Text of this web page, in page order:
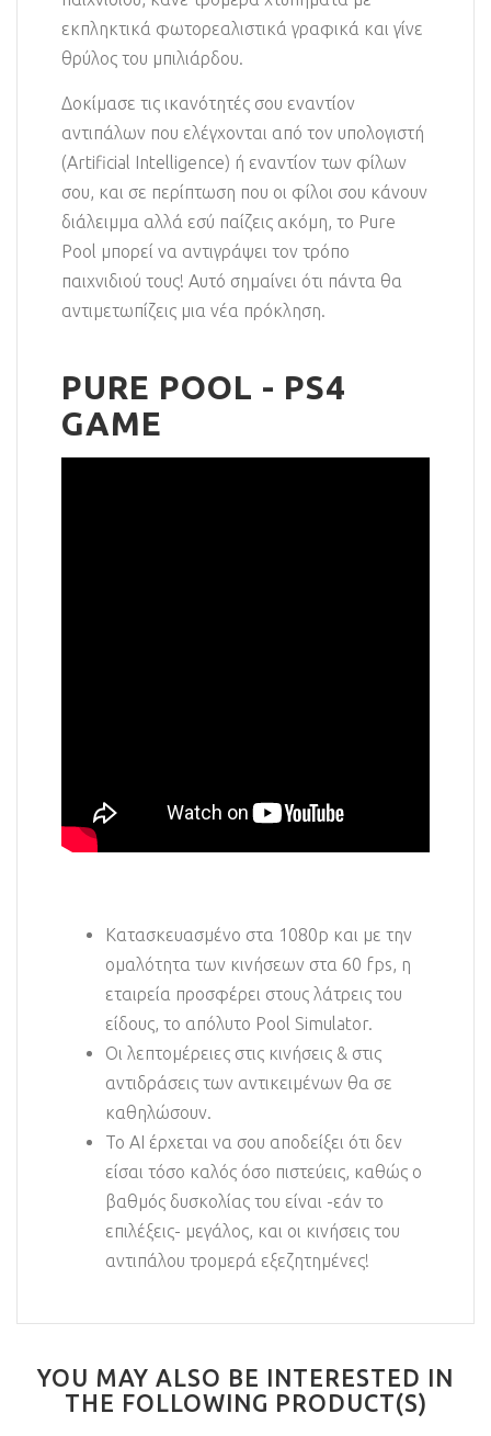
εκπληκτικά φωτορεαλιστικά γραφικά και γίνε
θρύλος του μπιλιάρδου.
Δοκίμασε τις ικανότητές σου εναντίον
αντιπάλων που ελέγχονται από τον υπολογιστή
(Artificial Intelligence) ή εναντίον των φίλων
σου, και σε περίπτωση που οι φίλοι σου κάνουν
διάλειμμα αλλά εσύ παίζεις ακόμη, το Pure
Pool μπορεί να αντιγράψει τον τρόπο
παιχνιδιού τους! Αυτό σημαίνει ότι πάντα θα
αντιμετωπίζεις μια νέα πρόκληση.
PURE POOL - PS4
GAME
Κατασκευασμένο στα 1080p και με την
ομαλότητα των κινήσεων στα 60 fps, η
εταιρεία προσφέρει στους λάτρεις του
είδους, το απόλυτο Pool Simulator.
Οι λεπτομέρειες στις κινήσεις & στις
αντιδράσεις των αντικειμένων θα σε
καθηλώσουν.
Το AI έρχεται να σου αποδείξει ότι δεν
είσαι τόσο καλός όσο πιστεύεις, καθώς ο
βαθμός δυσκολίας του είναι -εάν το
επιλέξεις- μεγάλος, και οι κινήσεις του
αντιπάλου τρομερά εξεζητημένες!
YOU MAY ALSO BE INTERESTED IN
THE FOLLOWING PRODUCT(S)